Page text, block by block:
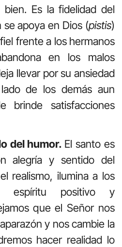
Es la fidelidad del
apoya en Dios (pistis)
frente a los hermanos
en los malos
llevar por su ansiedad
de los demás aun
brinde satisfacciones
del humor. El santo es
alegría y sentido del
realismo, ilumina a los
espíritu positivo y
que el Señor nos
y nos cambie la
hacer realidad lo